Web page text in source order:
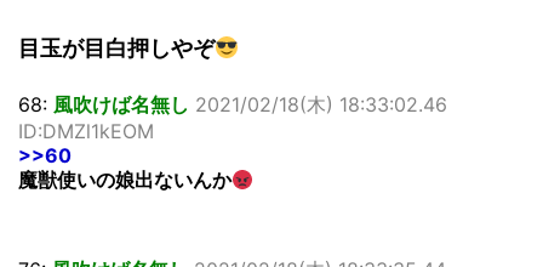
目玉が目白押しやぞ
68: 風吹けば名無し 2021/02/18(木) 18:33:02.46
ID:DMZl1kEOM
>>60
魔獣使いの娘出ないんか